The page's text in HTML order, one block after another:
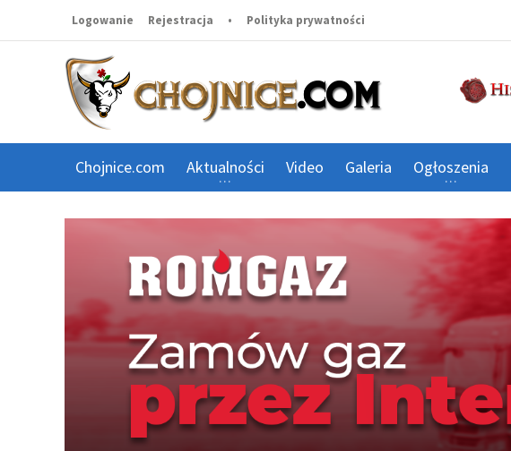
Logowanie Rejestracja • Polityka prywatności
Chojnice.com Aktualności Video Galeria Ogłoszenia